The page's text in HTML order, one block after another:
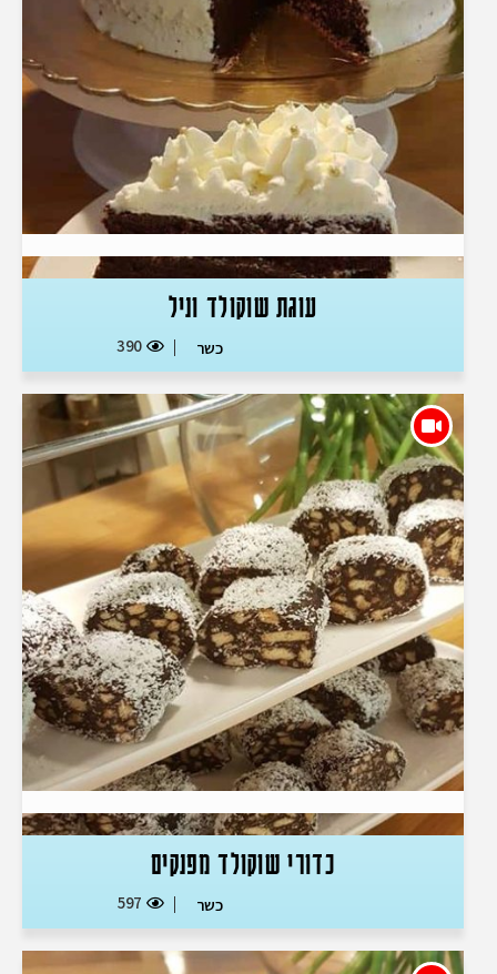
עוגת שוקולד וניל
כשר 390
כדורי שוקולד מפנקים
כשר 597